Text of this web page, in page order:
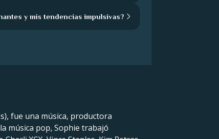
y mis tendencias impulsivas?
fue una música, productora
música pop, Sophie trabajó